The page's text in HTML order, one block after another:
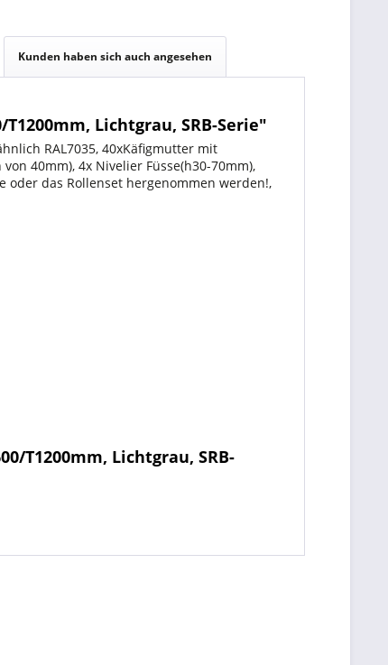
Kunden haben sich auch angesehen
Lichtgrau, SRB-Serie"
RAL7035, 40xKäfigmutter mit
40mm), 4x Nivelier Füsse(h30-70mm),
oder das Rollenset hergenommen werden!,
T1200mm, Lichtgrau, SRB-